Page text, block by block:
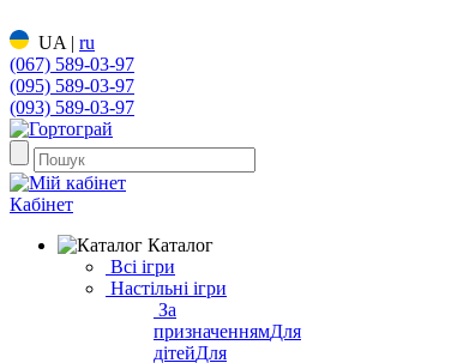
UA | ru
(067) 589-03-97
(095) 589-03-97
(093) 589-03-97
Кабінет
Каталог
Всі ігри
Настільні ігри
За
призначеннямДля
дітейДля